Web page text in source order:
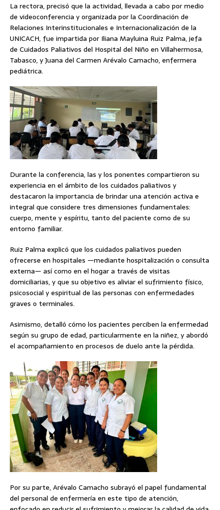
La rectora, precisó que la actividad, llevada a cabo por medio
de videoconferencia y organizada por la Coordinación de
Relaciones Interinstitucionales e Internacionalización de la
UNICACH, fue impartida por Iliana Mayluina Ruiz Palma, jefa
de Cuidados Paliativos del Hospital del Niño en Villahermosa,
Tabasco, y Juana del Carmen Arévalo Camacho, enfermera
pediátrica.
Durante la conferencia, las y los ponentes compartieron su
experiencia en el ámbito de los cuidados paliativos y
destacaron la importancia de brindar una atención activa e
integral que considere tres dimensiones fundamentales:
cuerpo, mente y espíritu, tanto del paciente como de su
entorno familiar.
Ruiz Palma explicó que los cuidados paliativos pueden
ofrecerse en hospitales —mediante hospitalización o consulta
externa— así como en el hogar a través de visitas
domiciliarias, y que su objetivo es aliviar el sufrimiento físico,
psicosocial y espiritual de las personas con enfermedades
graves o terminales.
Asimismo, detalló cómo los pacientes perciben la enfermedad
según su grupo de edad, particularmente en la niñez, y abordó
el acompañamiento en procesos de duelo ante la pérdida.
Por su parte, Arévalo Camacho subrayó el papel fundamental
del personal de enfermería en este tipo de atención,